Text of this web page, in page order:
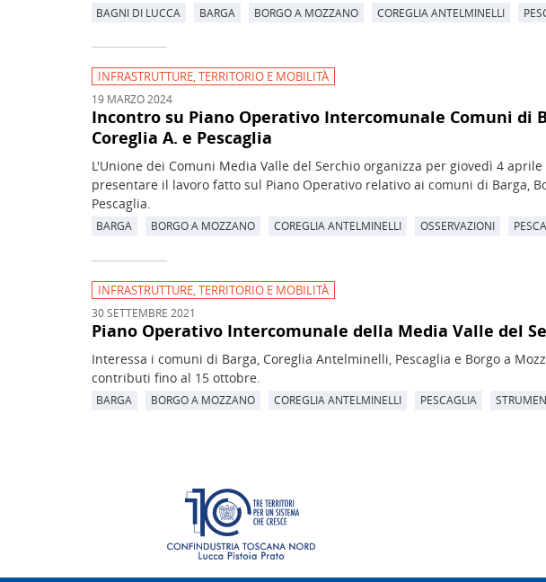
BAGNI DI LUCCA BARGA BORGO A MOZZANO COREGLIA ANTELMINELLI
INFRASTRUTTURE, TERRITORIO E MOBILITÀ
19 MARZO 2024
Incontro su Piano Operativo Intercomunale Comuni di
Coreglia A. e Pescaglia
L'Unione dei Comuni Media Valle del Serchio organizza per giovedì 4
presentare il lavoro fatto sul Piano Operativo relativo ai comuni di Barga,
Pescaglia.
BARGA BORGO A MOZZANO COREGLIA ANTELMINELLI OSSERVAZIONI
INFRASTRUTTURE, TERRITORIO E MOBILITÀ
30 SETTEMBRE 2021
Piano Operativo Intercomunale della Media Valle del
Interessa i comuni di Barga, Coreglia Antelminelli, Pescaglia e Borgo a
contributi fino al 15 ottobre.
BARGA BORGO A MOZZANO COREGLIA ANTELMINELLI PESCAGLIA